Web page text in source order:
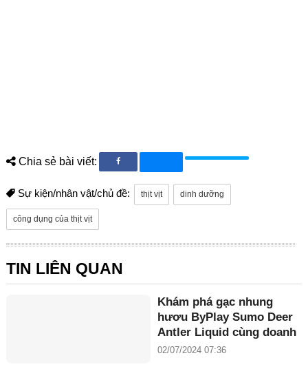
Chia sẻ bài viết:
Sự kiện/nhân vật/chủ đề: thịt vịt dinh dưỡng
công dụng của thịt vịt
TIN LIÊN QUAN
Khám phá gạc nhung
hươu ByPlay Sumo Deer
Antler Liquid cùng doanh
nhân Maria Tuyền
02/07/2024 07:36